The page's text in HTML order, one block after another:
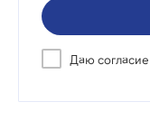
Даю согласие